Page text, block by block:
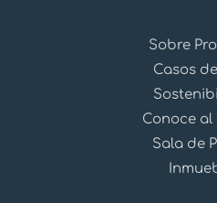
Sobre
Casos
Conoce
Sala de